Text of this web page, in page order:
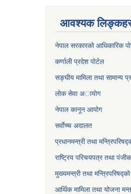
आवश्यक
नेपाल सरकारको आधिकारिक
कर्णाली प्रदेश पोर्टल
सङ्घीय मामिला तथा सामान्य
लाेक सेवा अायाेग
नेपाल कानून आयोग
सर्वाेच्च अदालत
प्रधानमन्त्री तथा
राष्ट्रिय परिचयपत्र तथा
मुख्यमन्त्री तथा
आर्थिक मामिला तथा योजना